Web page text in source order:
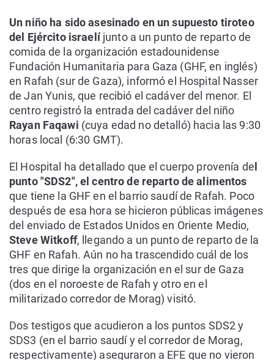
Un niño ha sido asesinado en un supuesto tiroteo
del Ejército israelíjunto a un punto de reparto de
comida de la organización estadounidense
Fundación Humanitaria para Gaza (GHF, en inglés)
en Rafah (sur de Gaza), informó el Hospital Nasser
de Jan Yunis, que recibió el cadáver del menor. El
centro registró la entrada del cadáver del niño
Rayan Faqawi (cuya edad no detalló) hacia las 9:30
horas local (6:30 GMT).
El Hospital ha detallado que el cuerpo provenía de
punto "SDS2", el centro de reparto de alimentos
que tiene la GHF en el barrio saudí de Rafah. Poco
después de esa hora se hicieron públicas imágenes
del enviado de Estados Unidos en Oriente Medio,
Steve Witkoff, llegando a un punto de reparto de la
GHF en Rafah. Aún no ha trascendido cuál de los
tres que dirige la organización en el sur de Gaza
(dos en el noroeste de Rafah y otro en el
militarizado corredor de Morag) visitó.
Dos testigos que acudieron a los puntos SDS2 y
SDS3 (en el barrio saudí y el corredor de Morag,
respectivamente) aseguraron a EFE que no vieron